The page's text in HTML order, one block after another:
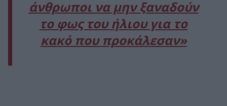
άνθρωποι να μην ξαναδούν
το φως του ήλιου για το
κακό που προκάλεσαν»